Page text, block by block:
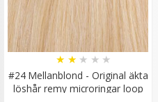
#6 Mellanbrun - Original
#24 Mellanblond - Original äkta
löshår remy microringar loop
★ ★ ★ ★ ★